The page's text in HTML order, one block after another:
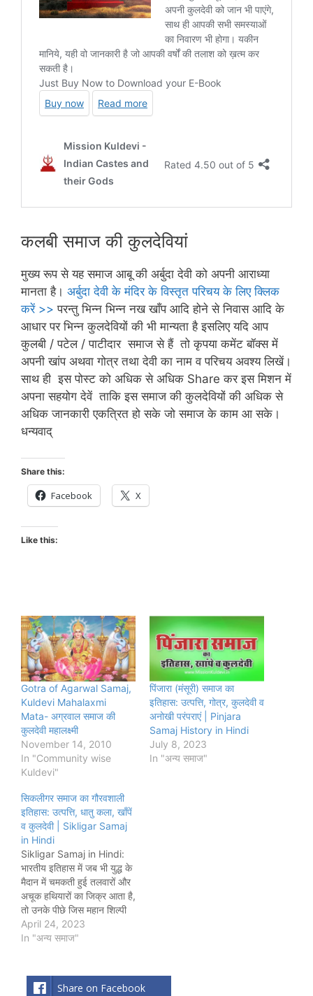
कलबी समाज की कुलदेवियां
मुख्य रूप से यह समाज आबू की अर्बुदा देवी को अपनी आराध्या
मानता है। अर्बुदा देवी के मंदिर के विस्तृत परिचय के लिए क्लिक
करें >> परन्तु भिन्न भिन्न नख खाँप आदि होने से निवास आदि के
आधार पर भिन्न कुलदेवियों की भी मान्यता है इसलिए यदि आप
कुलबी / पटेल / पाटीदार समाज से हैं तो कृपया कमेंट बॉक्स में
अपनी खांप अथवा गोत्र तथा देवी का नाम व परिचय अवश्य लिखें।
साथ ही इस पोस्ट को अधिक से अधिक Share कर इस मिशन में
अपना सहयोग देवें ताकि इस समाज की कुलदेवियों की अधिक से
अधिक जानकारी एकत्रित हो सके जो समाज के काम आ सके।
धन्यवाद्
Share this:
Facebook X
Like this:
Gotra of Agarwal Samaj,
Kuldevi Mahalaxmi
Mata- अग्रवाल समाज की
कुलदेवी महालक्ष्मी
November 14, 2010
In "Community wise
Kuldevi"
पिंजारा (मंसूरी) समाज का
इतिहास: उत्पत्ति, गोत्र, कुलदेवी व
अनोखी परंपराएं | Pinjara
Samaj History in Hindi
July 8, 2023
In "अन्य समाज"
सिकलीगर समाज का गौरवशाली
इतिहास: उत्पत्ति, धातु कला, खाँपें
व कुलदेवी | Sikligar Samaj
in Hindi
Sikligar Samaj in Hindi:
भारतीय इतिहास में जब भी युद्ध के
मैदान में चमकती हुई तलवारों और
अचूक हथियारों का जिक्र आता है,
तो उनके पीछे जिस महान शिल्पी
समाज की मेहनत छिपी होती है, वह
है— सिकलीगर समाज। मुख्य रूप
April 24, 2023
In "अन्य समाज"
Share on Facebook